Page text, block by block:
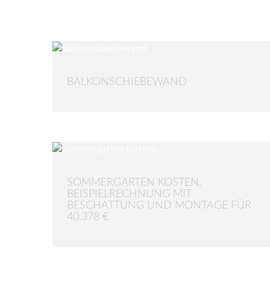
BALKONSCHIEBEWAND
SOMMERGARTEN KOSTEN.
BEISPIELRECHNUNG MIT
BESCHATTUNG UND MONTAGE FÜR
40.378 €